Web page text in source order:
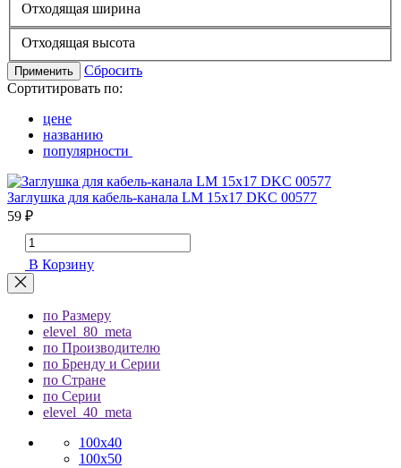
Отходящая ширина
Отходящая высота
Применить
Сбросить
Сортитировать по:
цене
названию
популярности
Заглушка для кабель-канала LM 15х17 DKC 00577
59 ₽
В Корзину
по Размеру
elevel_80_meta
по Производителю
по Бренду и Серии
по Стране
по Серии
elevel_40_meta
100х40
100х50